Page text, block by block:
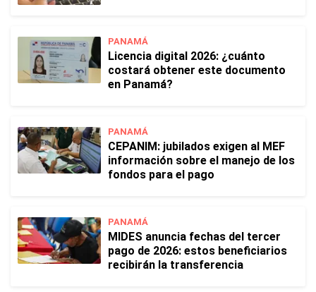
PANAMÁ
Licencia digital 2026: ¿cuánto
costará obtener este documento
en Panamá?
PANAMÁ
CEPANIM: jubilados exigen al MEF
información sobre el manejo de los
fondos para el pago
PANAMÁ
MIDES anuncia fechas del tercer
pago de 2026: estos beneficiarios
recibirán la transferencia